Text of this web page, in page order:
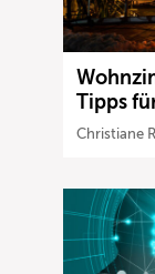
Tipps
Christiane